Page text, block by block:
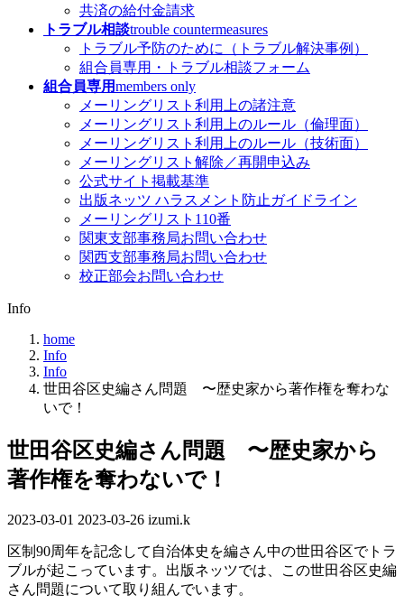
共済の給付金請求
トラブル相談trouble countermeasures
トラブル予防のために（トラブル解決事例）
組合員専用・トラブル相談フォーム
組合員専用members only
メーリングリスト利用上の諸注意
メーリングリスト利用上のルール（倫理面）
メーリングリスト利用上のルール（技術面）
メーリングリスト解除／再開申込み
公式サイト掲載基準
出版ネッツ ハラスメント防止ガイドライン
メーリングリスト110番
関東支部事務局お問い合わせ
関西支部事務局お問い合わせ
校正部会お問い合わせ
Info
home
Info
Info
世田谷区史編さん問題 〜歴史家から著作権を奪わな
いで！
世田谷区史編さん問題 〜歴史家から
著作権を奪わないで！
2023-03-01 最
更
新
日
2023-03-26 izumi.k
区制90周年を記念して自治体史を編さん中の世田谷区でトラ
ブルが起こっています。出版ネッツでは、この世田谷区史編
さん問題について取り組んでいます。